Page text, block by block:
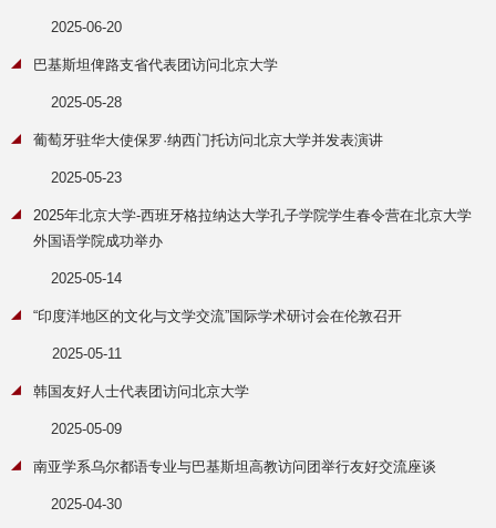
2025-06-20
巴基斯坦俾路支省代表团访问北京大学
2025-05-28
葡萄牙驻华大使保罗·纳西门托访问北京大学并发表演讲
2025-05-23
2025年北京大学-西班牙格拉纳达大学孔子学院学生春令营在北京大学
外国语学院成功举办
2025-05-14
“印度洋地区的文化与文学交流”国际学术研讨会在伦敦召开
2025-05-11
韩国友好人士代表团访问北京大学
2025-05-09
南亚学系乌尔都语专业与巴基斯坦高教访问团举行友好交流座谈
2025-04-30